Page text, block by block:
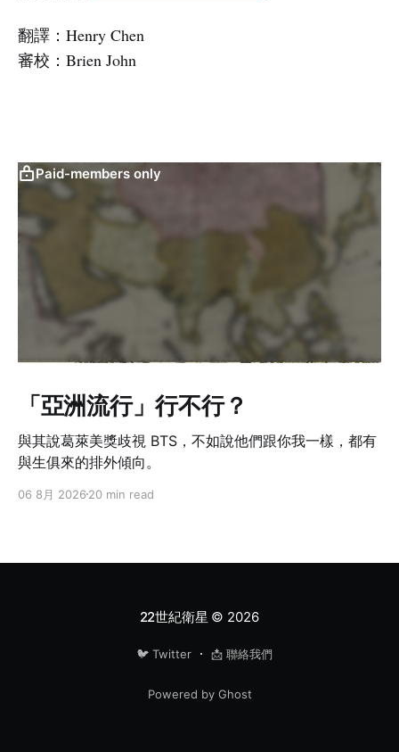
翻譯：Henry Chen
審校：Brien John
Paid-members only
「亞洲流行」行不行？
與其說葛萊美獎歧視 BTS，不如說他們跟你我一樣，都有
與生俱來的排外傾向。
06 8月 2026 20 min read
22世紀衛星 © 2026
🐦 Twitter 📩 聯絡我們
Powered by Ghost